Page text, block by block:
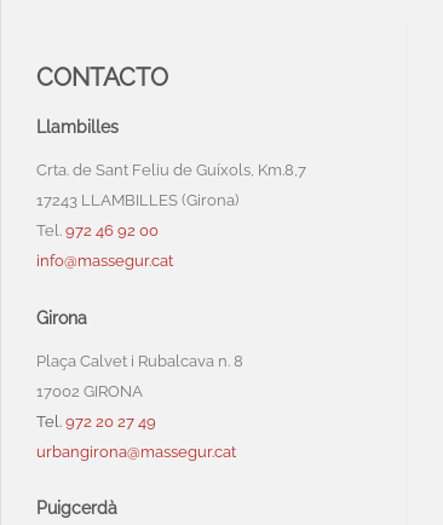
CONTACTO
Llambilles
Crta. de Sant Feliu de Guíxols, Km.8,7
17243 LLAMBILLES (Girona)
Tel. 972 46 92 00
info@massegur.cat
Girona
Plaça Calvet i Rubalcava n. 8
17002 GIRONA
Tel. 972 20 27 49
urbangirona@massegur.cat
Puigcerdà